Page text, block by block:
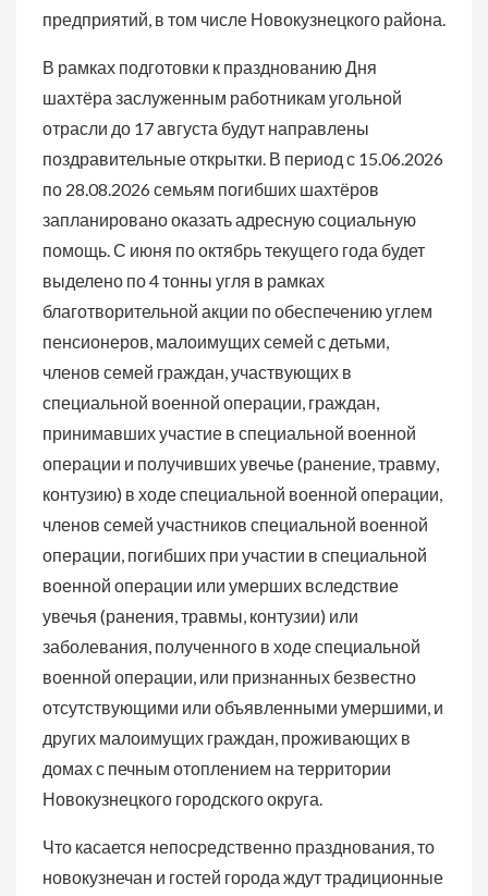
предприятий, в том числе Новокузнецкого района.
В рамках подготовки к празднованию Дня
шахтёра заслуженным работникам угольной
отрасли до 17 августа будут направлены
поздравительные открытки. В период с 15.06.2026
по 28.08.2026 семьям погибших шахтёров
запланировано оказать адресную социальную
помощь. С июня по октябрь текущего года будет
выделено по 4 тонны угля в рамках
благотворительной акции по обеспечению углем
пенсионеров, малоимущих семей с детьми,
членов семей граждан, участвующих в
специальной военной операции, граждан,
принимавших участие в специальной военной
операции и получивших увечье (ранение, травму,
контузию) в ходе специальной военной операции,
членов семей участников специальной военной
операции, погибших при участии в специальной
военной операции или умерших вследствие
увечья (ранения, травмы, контузии) или
заболевания, полученного в ходе специальной
военной операции, или признанных безвестно
отсутствующими или объявленными умершими, и
других малоимущих граждан, проживающих в
домах с печным отоплением на территории
Новокузнецкого городского округа.
Что касается непосредственно празднования, то
новокузнечан и гостей города ждут традиционные